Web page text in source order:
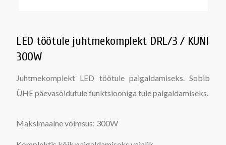
LED töötule juhtmekomplekt DRL/3 / KUNI
300W
Juhtmekomplekt LED töötule paigaldamiseks. Sobib
ÜHE päevasõidutule funktsiooniga tule paigaldamiseks.
Maksimaalne võimsus: 300W